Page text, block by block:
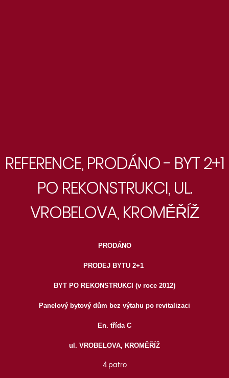
REFERENCE, PRODÁNO - BYT 2+1
PO REKONSTRUKCI, UL.
VROBELOVA, KROMĚŘÍŽ
PRODÁNO
PRODEJ BYTU 2+1
BYT PO REKONSTRUKCI (v roce 2012)
Panelový bytový dům bez výtahu po revitalizaci
En. třída C
ul. VROBELOVA, KROMĚŘÍŽ
4.patro